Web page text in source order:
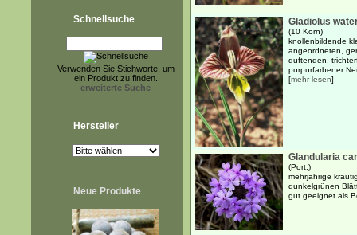
Schnellsuche
Verwenden Sie Stichworte, um
ein Produkt zu finden.
erweiterte Suche
Hersteller
Neue Produkte
Gladiolus
(10 Korn)
knollenbildende
angeordneten,
duftenden,
purpurfarbener
[mehr lesen]
Glandularia
(Port.)
mehrjährige
dunkelgrünen
gut geeignet als